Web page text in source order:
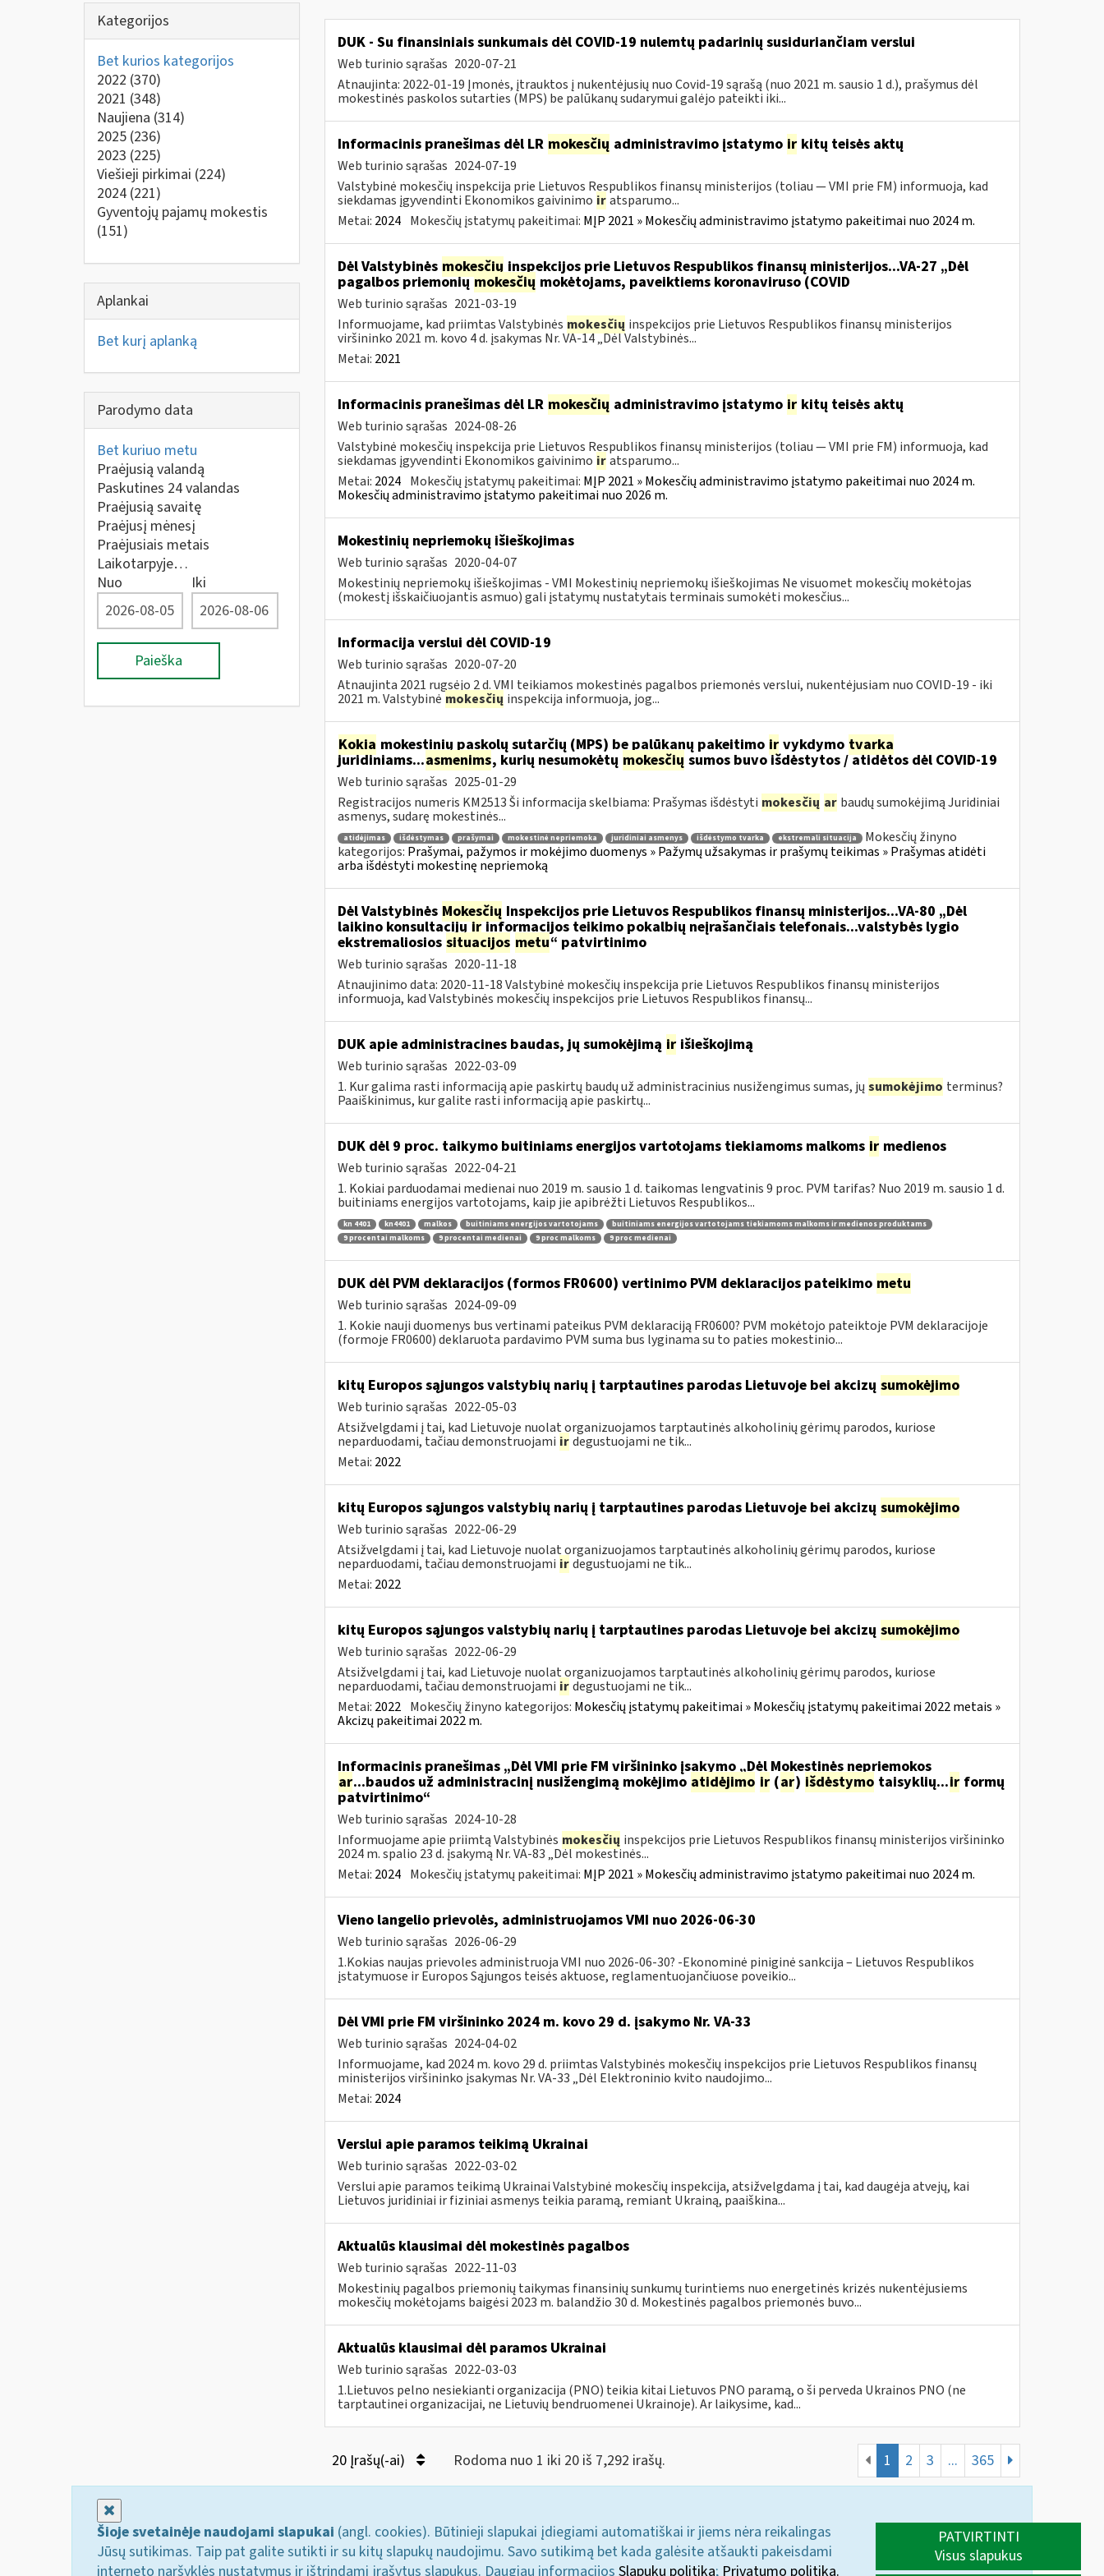
Kategorijos
Bet kurios kategorijos
2022 (370)
2021 (348)
Naujiena (314)
2025 (236)
2023 (225)
Viešieji pirkimai (224)
2024 (221)
Gyventojų pajamų mokestis
(151)
Aplankai
Bet kurį aplanką
Parodymo data
Bet kuriuo metu
Praėjusią valandą
Paskutines 24 valandas
Praėjusią savaitę
Praėjusį mėnesį
Praėjusiais metais
Laikotarpyje…
Nuo
Iki
Paieška
DUK - Su finansiniais sunkumais dėl COVID-19 nulemtų padarinių susiduriančiam verslui
Web turinio sąrašas 2020-07-21
Atnaujinta: 2022-01-19 Įmonės, įtrauktos į nukentėjusių nuo Covid-19 sąrašą (nuo 2021 m. sausio 1 d.), prašymus dėl
mokestinės paskolos sutarties (MPS) be palūkanų sudarymui galėjo pateikti iki...
Informacinis pranešimas dėl LR mokesčių administravimo įstatymo irkitų teisės aktų
Web turinio sąrašas 2024-07-19
Valstybinė mokesčių inspekcija prie Lietuvos Respublikos finansų ministerijos (toliau — VMI prie FM) informuoja, kad
siekdamas įgyvendinti Ekonomikos gaivinimo ir atsparumo...
Metai: 2024 Mokesčių įstatymų pakeitimai: MĮP 2021 » Mokesčių administravimo įstatymo pakeitimai nuo 2024 m.
Dėl Valstybinės mokesčiųinspekcijos prie Lietuvos Respublikos finansų ministerijos...VA-27 „Dėl
pagalbos priemoniųmokesčių mokėtojams, paveiktiems koronaviruso (COVID
Web turinio sąrašas 2021-03-19
Informuojame, kad priimtas Valstybinės mokesčių inspekcijos prie Lietuvos Respublikos finansų ministerijos
viršininko 2021 m. kovo 4 d. įsakymas Nr. VA-14 „Dėl Valstybinės...
Metai: 2021
Informacinis pranešimas dėl LR mokesčių administravimo įstatymo irkitų teisės aktų
Web turinio sąrašas 2024-08-26
Valstybinė mokesčių inspekcija prie Lietuvos Respublikos finansų ministerijos (toliau — VMI prie FM) informuoja, kad
siekdamas įgyvendinti Ekonomikos gaivinimo ir atsparumo...
Metai: 2024 Mokesčių įstatymų pakeitimai: MĮP 2021 » Mokesčių administravimo įstatymo pakeitimai nuo 2024 m.
Mokesčių administravimo įstatymo pakeitimai nuo 2026 m.
Mokestinių nepriemokų išieškojimas
Web turinio sąrašas 2020-04-07
Mokestinių nepriemokų išieškojimas - VMI Mokestinių nepriemokų išieškojimas Ne visuomet mokesčių mokėtojas
(mokestį išskaičiuojantis asmuo) gali įstatymų nustatytais terminais sumokėti mokesčius...
Informacija verslui dėl COVID-19
Web turinio sąrašas 2020-07-20
Atnaujinta 2021 rugsėjo 2 d. VMI teikiamos mokestinės pagalbos priemonės verslui, nukentėjusiam nuo COVID-19 - iki
2021 m. Valstybinė mokesčių inspekcija informuoja, jog...
Kokia mokestinių paskolų sutarčių (MPS) be palūkanų pakeitimo irvykdymo tvarka
juridiniams...asmenims, kurių nesumokėtų mokesčių sumos buvo išdėstytos / atidėtos dėl COVID-19
Web turinio sąrašas 2025-01-29
Registracijos numeris KM2513 Ši informacija skelbiama: Prašymas išdėstyti mokesčių ar baudų sumokėjimą Juridiniai
asmenys, sudarę mokestinės...
atidėjimas išdėstymas prašymai mokestinė nepriemoka juridiniai asmenys išdėstymo tvarka ekstremali situacija
Mokesčių žinyno
kategorijos: Prašymai, pažymos ir mokėjimo duomenys » Pažymų užsakymas ir prašymų teikimas » Prašymas atidėti
arba išdėstyti mokestinę nepriemoką
Dėl Valstybinės Mokesčių Inspekcijos prie Lietuvos Respublikos finansų ministerijos...VA-80 „Dėl
laikino konsultacijųirinformacijos teikimo pokalbių neįrašančiais telefonais...valstybės lygio
ekstremaliosios situacijos metu“ patvirtinimo
Web turinio sąrašas 2020-11-18
Atnaujinimo data: 2020-11-18 Valstybinė mokesčių inspekcija prie Lietuvos Respublikos finansų ministerijos
informuoja, kad Valstybinės mokesčių inspekcijos prie Lietuvos Respublikos finansų...
DUK apie administracines baudas, jų sumokėjimą irišieškojimą
Web turinio sąrašas 2022-03-09
1. Kur galima rasti informaciją apie paskirtų baudų už administracinius nusižengimus sumas, jų sumokėjimo terminus?
Paaiškinimus, kur galite rasti informaciją apie paskirtų...
DUK dėl 9 proc. taikymo buitiniams energijos vartotojams tiekiamoms malkoms irmedienos
Web turinio sąrašas 2022-04-21
1. Kokiai parduodamai medienai nuo 2019 m. sausio 1 d. taikomas lengvatinis 9 proc. PVM tarifas? Nuo 2019 m. sausio 1 d.
buitiniams energijos vartotojams, kaip jie apibrėžti Lietuvos Respublikos...
kn 4401 kn4401 malkos buitiniams energijos vartotojams
buitiniams energijos vartotojams tiekiamoms malkoms ir medienos produktams
9 procentai malkoms
9 procentai medienai 9 proc malkoms 9 proc medienai
DUK dėl PVM deklaracijos (formos FR0600) vertinimo PVM deklaracijos pateikimo metu
Web turinio sąrašas 2024-09-09
1. Kokie nauji duomenys bus vertinami pateikus PVM deklaraciją FR0600? PVM mokėtojo pateiktoje PVM deklaracijoje
(formoje FR0600) deklaruota pardavimo PVM suma bus lyginama su to paties mokestinio...
kitų Europos sąjungos valstybių narių į tarptautines parodas Lietuvoje bei akcizų sumokėjimo
Web turinio sąrašas 2022-05-03
Atsižvelgdami į tai, kad Lietuvoje nuolat organizuojamos tarptautinės alkoholinių gėrimų parodos, kuriose
neparduodami, tačiau demonstruojami ir degustuojami ne tik...
Metai: 2022
kitų Europos sąjungos valstybių narių į tarptautines parodas Lietuvoje bei akcizų sumokėjimo
Web turinio sąrašas 2022-06-29
Atsižvelgdami į tai, kad Lietuvoje nuolat organizuojamos tarptautinės alkoholinių gėrimų parodos, kuriose
neparduodami, tačiau demonstruojami ir degustuojami ne tik...
Metai: 2022
kitų Europos sąjungos valstybių narių į tarptautines parodas Lietuvoje bei akcizų sumokėjimo
Web turinio sąrašas 2022-06-29
Atsižvelgdami į tai, kad Lietuvoje nuolat organizuojamos tarptautinės alkoholinių gėrimų parodos, kuriose
neparduodami, tačiau demonstruojami ir degustuojami ne tik...
Metai: 2022 Mokesčių žinyno kategorijos: Mokesčių įstatymų pakeitimai » Mokesčių įstatymų pakeitimai 2022 metais »
Akcizų pakeitimai 2022 m.
Informacinis pranešimas „Dėl VMI prie FM viršininko įsakymo „Dėl Mokestinės nepriemokos
ar...baudos už administracinį nusižengimą mokėjimo atidėjimo ir(ar) išdėstymo taisyklių...irformų
patvirtinimo“
Web turinio sąrašas 2024-10-28
Informuojame apie priimtą Valstybinės mokesčių inspekcijos prie Lietuvos Respublikos finansų ministerijos viršininko
2024 m. spalio 23 d. įsakymą Nr. VA-83 „Dėl mokestinės...
Metai: 2024 Mokesčių įstatymų pakeitimai: MĮP 2021 » Mokesčių administravimo įstatymo pakeitimai nuo 2024 m.
Vieno langelio prievolės, administruojamos VMI nuo 2026-06-30
Web turinio sąrašas 2026-06-29
1.Kokias naujas prievoles administruoja VMI nuo 2026-06-30? -Ekonominė piniginė sankcija – Lietuvos Respublikos
įstatymuose ir Europos Sąjungos teisės aktuose, reglamentuojančiuose poveikio...
Dėl VMI prie FM viršininko 2024 m. kovo 29 d. įsakymo Nr. VA-33
Web turinio sąrašas 2024-04-02
Informuojame, kad 2024 m. kovo 29 d. priimtas Valstybinės mokesčių inspekcijos prie Lietuvos Respublikos finansų
ministerijos viršininko įsakymas Nr. VA-33 „Dėl Elektroninio kvito naudojimo...
Metai: 2024
Verslui apie paramos teikimą Ukrainai
Web turinio sąrašas 2022-03-02
Verslui apie paramos teikimą Ukrainai Valstybinė mokesčių inspekcija, atsižvelgdama į tai, kad daugėja atvejų, kai
Lietuvos juridiniai ir fiziniai asmenys teikia paramą, remiant Ukrainą, paaiškina...
Aktualūs klausimai dėl mokestinės pagalbos
Web turinio sąrašas 2022-11-03
Mokestinių pagalbos priemonių taikymas finansinių sunkumų turintiems nuo energetinės krizės nukentėjusiems
mokesčių mokėtojams baigėsi 2023 m. balandžio 30 d. Mokestinės pagalbos priemonės buvo...
Aktualūs klausimai dėl paramos Ukrainai
Web turinio sąrašas 2022-03-03
1.Lietuvos pelno nesiekianti organizacija (PNO) teikia kitai Lietuvos PNO paramą, o ši perveda Ukrainos PNO (ne
tarptautinei organizacijai, ne Lietuvių bendruomenei Ukrainoje). Ar laikysime, kad...
20 Įrašų(-ai) Rodoma nuo 1 iki 20 iš 7,292 irašų. 1 2 3 ... 365
Šioje svetainėje naudojami slapukai (angl. cookies). Būtinieji slapukai įdiegiami automatiškai ir jiems nėra reikalingas
Jūsų sutikimas. Taip pat galite sutikti ir su kitų slapukų naudojimu. Savo sutikimą bet kada galėsite atšaukti pakeisdami
interneto naršyklės nustatymus ir ištrindami įrašytus slapukus. Daugiau informacijos Slapukų politika; Privatumo politika.
PATVIRTINTI
Visus slapukus